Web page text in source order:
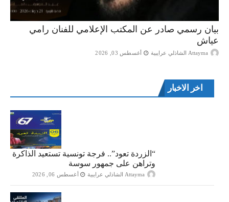
بيان رسمي صادر عن المكتب الإعلامي للفنان رامي
عياش
Attayma الشاذلي عرايبية أغسطس 03, 2026
اخر الاخبار
“الزردة تعود”.. فرجة تونسية تستعيد الذاكرة
وتراهن على جمهور سوسة
Attayma الشاذلي عرايبية أغسطس 06, 2026